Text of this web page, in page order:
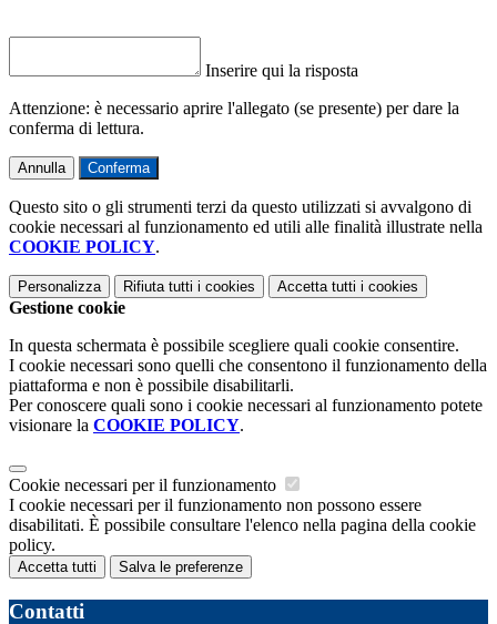
Inserire qui la risposta
Attenzione: è necessario aprire l'allegato (se presente) per dare la
conferma di lettura.
Annulla Conferma
Questo sito o gli strumenti terzi da questo utilizzati si avvalgono di
cookie necessari al funzionamento ed utili alle finalità illustrate nella
COOKIE POLICY.
Personalizza Rifiuta tutti i cookies Accetta tutti i cookies
Gestione cookie
In questa schermata è possibile scegliere quali cookie consentire.
I cookie necessari sono quelli che consentono il funzionamento della
piattaforma e non è possibile disabilitarli.
Per conoscere quali sono i cookie necessari al funzionamento potete
visionare la COOKIE POLICY.
Cookie necessari per il funzionamento
I cookie necessari per il funzionamento non possono essere
disabilitati. È possibile consultare l'elenco nella pagina della cookie
policy.
Accetta tutti Salva le preferenze
Contatti